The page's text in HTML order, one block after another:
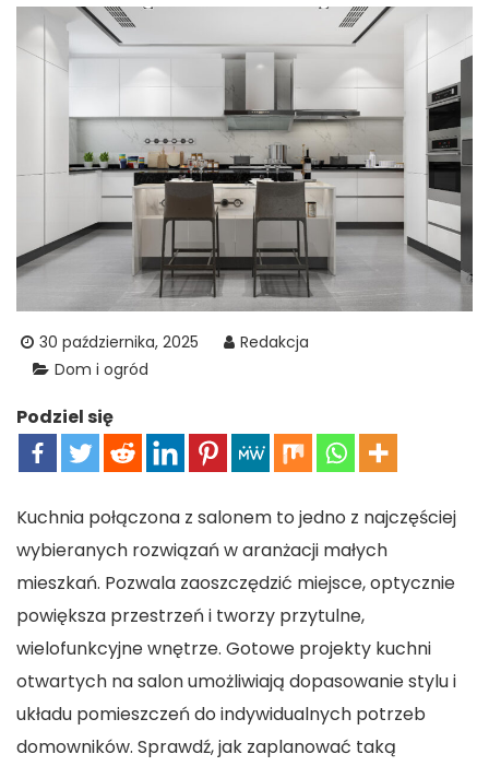
30 października, 2025
Redakcja
Dom i ogród
Podziel się
Kuchnia połączona z salonem to jedno z najczęściej
wybieranych rozwiązań w aranżacji małych
mieszkań. Pozwala zaoszczędzić miejsce, optycznie
powiększa przestrzeń i tworzy przytulne,
wielofunkcyjne wnętrze. Gotowe projekty kuchni
otwartych na salon umożliwiają dopasowanie stylu i
układu pomieszczeń do indywidualnych potrzeb
domowników. Sprawdź, jak zaplanować taką